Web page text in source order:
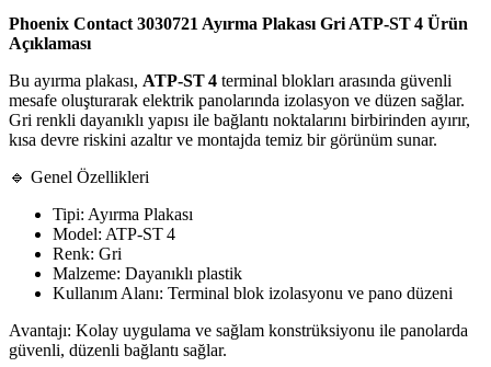
Phoenix Contact 3030721 Ayırma Plakası Gri ATP‑ST 4 Ürün
Açıklaması
Bu ayırma plakası, ATP‑ST 4 terminal blokları arasında güvenli
mesafe oluşturarak elektrik panolarında izolasyon ve düzen sağlar.
Gri renkli dayanıklı yapısı ile bağlantı noktalarını birbirinden ayırır,
kısa devre riskini azaltır ve montajda temiz bir görünüm sunar.
🔹 Genel Özellikleri
Tipi: Ayırma Plakası
Model: ATP‑ST 4
Renk: Gri
Malzeme: Dayanıklı plastik
Kullanım Alanı: Terminal blok izolasyonu ve pano düzeni
Avantajı: Kolay uygulama ve sağlam konstrüksiyonu ile panolarda
güvenli, düzenli bağlantı sağlar.